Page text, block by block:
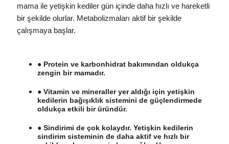
mama ile yetişkin kediler gün içinde daha hızlı ve hareketli
bir şekilde olurlar. Metabolizmaları aktif bir şekilde
çalışmaya başlar.
● Protein ve karbonhidrat bakımından oldukça
zengin bir mamadır.
● Vitamin ve mineraller yer aldığı için yetişkin
kedilerin bağışıklık sistemini de güçlendirmede
oldukça etkili bir üründür.
● Sindirimi de çok kolaydır. Yetişkin kedilerin
sindirim sisteminin de daha aktif ve hızlı bir